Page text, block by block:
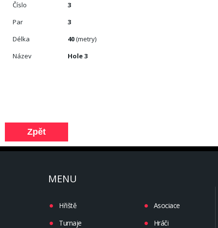
Číslo
3
Par
3
Délka
40(metry)
Název
Hole 3
MENU
Hřiště
Turnaje
Asociace
Hráči